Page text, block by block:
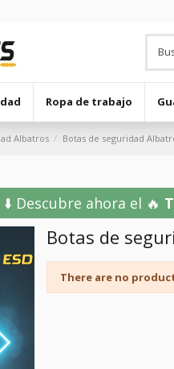
Ropa de trabajo
Albatros Botas de seguridad
⬇️ Descubre ahora el 🔥
Botas de
There are no